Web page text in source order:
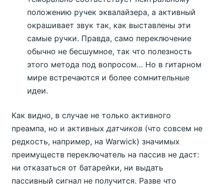
положению ручек эквалайзера, а активный
окрашивает звук так, как выставлены эти
самые ручки. Правда, само переключение
обычно не бесшумное, так что полезность
этого метода под вопросом… Но в гитарном
мире встречаются и более сомнительные
идеи.
Как видно, в случае не только активного
преампа, но и активных датчиков (что совсем не
редкость, например, на Warwick) значимых
преимуществ переключатель на пассив не даст:
ни отказаться от батарейки, ни выдать
пассивный сигнал не получится. Разве что